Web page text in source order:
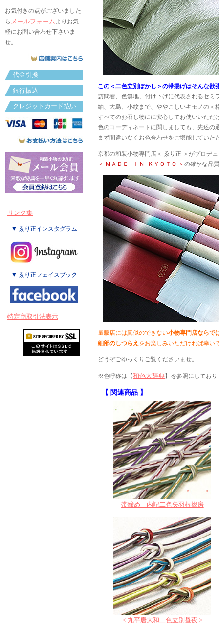
お気付きの点がございました
ら メールフォームよりお気
軽にお問い合わせ下さいま
せ。
代金引換
銀行振込
クレジットカード払い
リンク集
▼ ゑり正インスタグラム
▼ ゑり正フェイスブック
特定商取引法表示
この＜二色立別ぼかし＞の帯揚げはそんな欲
訪問着、色無地、付け下げに代表されるセミ
紬、大島、小紋まで、ややこしいキモノの＜
すべてのお召し物にに安心してお使いいただ
色のコーディネートに関しましても、先述の
まず間違いなくお色合わせをご堪能していた
京都の和装小物専門店＜ ゑり正 ＞がプロデ
＜ ＭＡＤＥ ＩＮ ＫＹＯＴＯ ＞ の確かな品
量販店には真似のできない小物専門店ならで
細部のしつらえ をお楽しみいただければ幸い
どうぞごゆっくりご覧くださいませ。
※色呼称は【和色大辞典】を参照にしてお
【 関連商品 】
帯締め 内記二色矢羽根撚房
< 丸平唐大和二色立別昼夜 >